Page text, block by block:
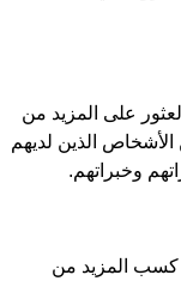
على المزيد من
الذين لديهم
وخبراتهم.
المزيد من